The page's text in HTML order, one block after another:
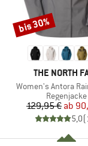
MARKE
THE NORTH
Artikel
Women's Antora
Regenjacke
Preis
129,95 € ab
5,0(
Rabatt
bis 30%